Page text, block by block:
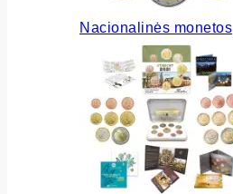
Nacionalinės monetos